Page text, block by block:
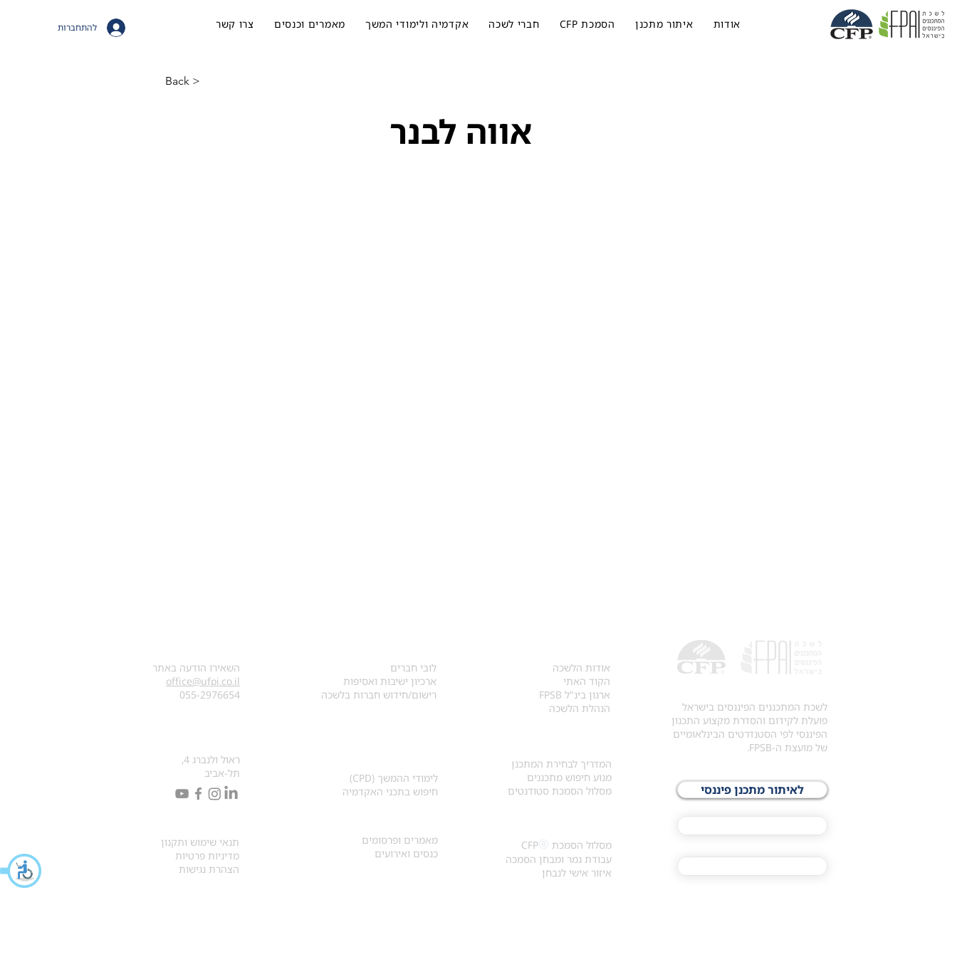
להתחברות אודות איתור מתכנן הסמכת CFP חברי לשכה אקדמיה ולימודי המשך מאמרים וכנסים צרו קשר
< Back
אווה לבנר
לשכת המתכננים הפיננסים בישראל
פועלת לקידום והסדרת מקצוע התכנון
הפיננסי לפי הסטנדרטים הבינלאומיים
של מועצת ה-FPSB.
לאיתור מתכנן פיננסי
​אודות הלשכה
הקוד האתי
ארגון בינ"ל FPSB
הנהלת הלשכה
המדריך לבחירת המתכנן
מנוע חיפוש מתכננים
מסלול הסמכת סטודנטים
לובי חברים
ארכיון ישיבות ואסיפות
רישום/חידוש חברות בלשכה
השאירו הודעה באתר
office@ufpi.co.il
​055-2976654
לימודי ההמשך (CPD)
חיפוש בתכני האקדמיה
ראול ולנברג 4,
תל-אביב
מסלול הסמכת ®
CFP
עבודת גמר ומבחן הסמכה
איזור אישי לנבחן
מאמרים ופרסומים
כנסים ואירועים
תנאי שימוש ותקנון
מדיניות פרטיות
הצהרת נגישות